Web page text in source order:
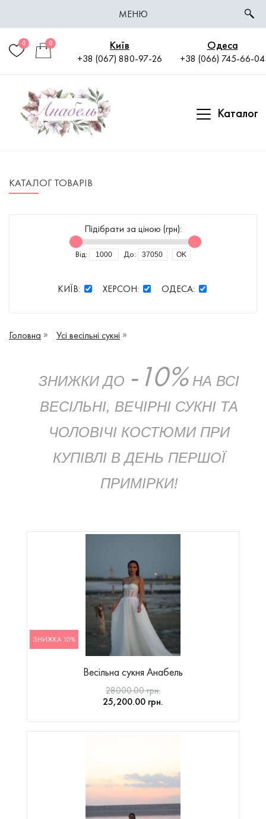
МЕНЮ
Київ
+38 (067) 880-97-26
Одеса
+38 (066) 745-66-04
0 0
Каталог
КАТАЛОГ ТОВАРІВ
Підібрати за ціною (грн):
Від: До:
КИЇВ: ХЕРСОН: ОДЕСА:
Головна Усі весільні сукні
ЗНИЖКИ ДО -10% НА ВСІ
ВЕСІЛЬНІ, ВЕЧІРНІ СУКНІ ТА
ЧОЛОВІЧІ КОСТЮМИ ПРИ
КУПІВЛІ В ДЕНЬ ПЕРШОЇ
ПРИМІРКИ!
ЗНИЖКА 10%
Весільна сукня Анабель
28000.00 грн.
25,200.00 грн.